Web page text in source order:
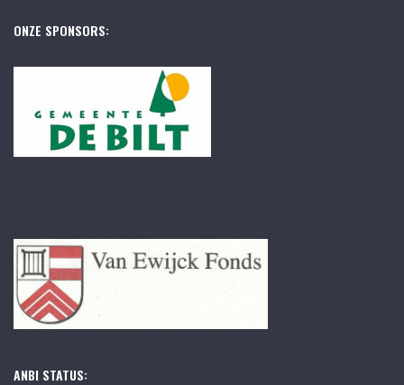
ONZE SPONSORS:
ANBI STATUS: